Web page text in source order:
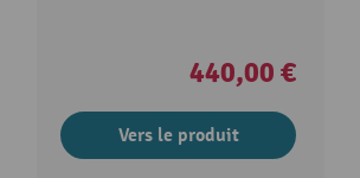
440,00 €
Vers le produit